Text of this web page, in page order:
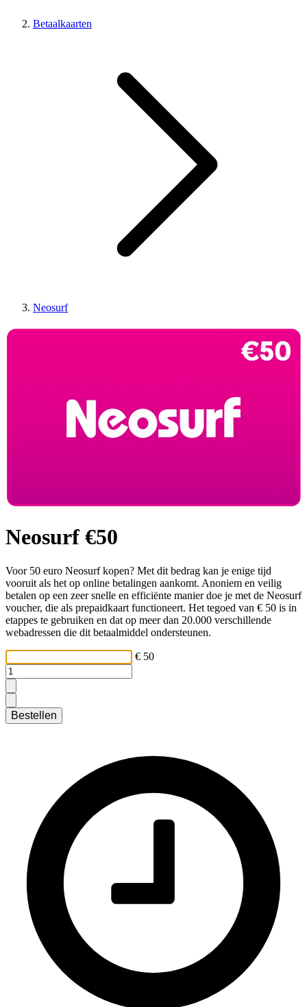
Betaalkaarten
Neosurf
Neosurf €50
Voor 50 euro Neosurf kopen? Met dit bedrag kan je enige tijd
vooruit als het op online betalingen aankomt. Anoniem en veilig
betalen op een zeer snelle en efficiënte manier doe je met de Neosurf
voucher, die als prepaidkaart functioneert. Het tegoed van € 50 is in
etappes te gebruiken en dat op meer dan 20.000 verschillende
webadressen die dit betaalmiddel ondersteunen.
€ 50
Bestellen